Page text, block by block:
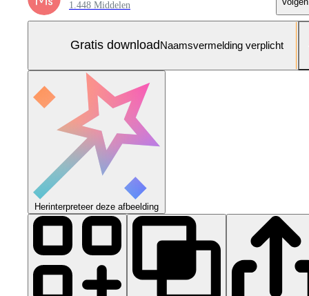
1.448 Middelen
Gratis downloadNaamsvermelding verplicht
Herinterpreteer deze afbeelding